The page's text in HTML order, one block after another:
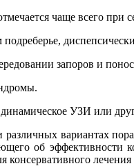
чаще всего
запоров и
УЗИ или
вариантах
об
лечения